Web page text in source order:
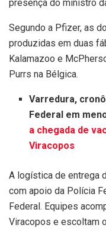
presença do ministro
Segundo a Pfizer, as
produzidas em duas
Kalamazoo e
Purrs na Bélgica.
Varredura,
Federal em
a chegada de
Viracopos
A logística de entrega
com apoio da Polícia
Federal. Equipes
Viracopos e escoltam